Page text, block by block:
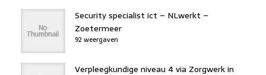
Security specialist ict – NLwerkt –
Zoetermeer
92 weergaven
Verpleegkundige niveau 4 via Zorgwerk in